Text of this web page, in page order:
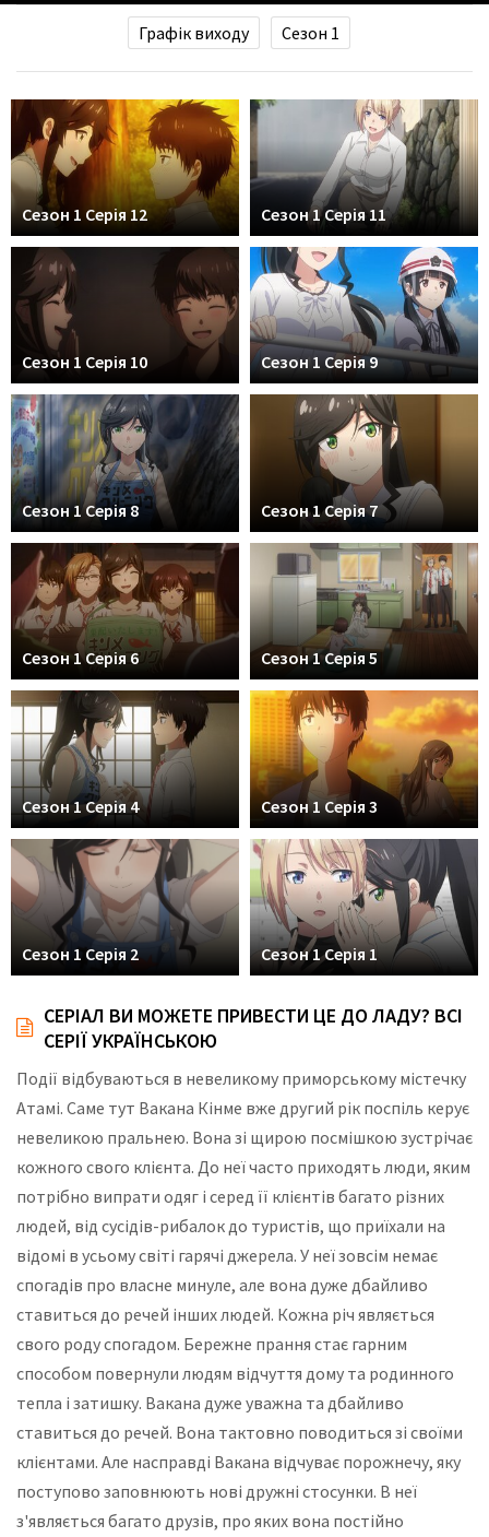
Графік виходу Сезон 1
Сезон 1 Серія 12 Сезон 1 Серія 11
Сезон 1 Серія 10 Сезон 1 Серія 9
Сезон 1 Серія 8 Сезон 1 Серія 7
Сезон 1 Серія 6 Сезон 1 Серія 5
Сезон 1 Серія 4 Сезон 1 Серія 3
Сезон 1 Серія 2 Сезон 1 Серія 1
СЕРІАЛ ВИ МОЖЕТЕ ПРИВЕСТИ ЦЕ ДО ЛАДУ? ВСІ
СЕРІЇ УКРАЇНСЬКОЮ
Події відбуваються в невеликому приморському містечку
Атамі. Саме тут Вакана Кінме вже другий рік поспіль керує
невеликою пральнею. Вона зі щирою посмішкою зустрічає
кожного свого клієнта. До неї часто приходять люди, яким
потрібно випрати одяг і серед її клієнтів багато різних
людей, від сусідів-рибалок до туристів, що приїхали на
відомі в усьому світі гарячі джерела. У неї зовсім немає
спогадів про власне минуле, але вона дуже дбайливо
ставиться до речей інших людей. Кожна річ являється
свого роду спогадом. Бережне прання стає гарним
способом повернули людям відчуття дому та родинного
тепла і затишку. Вакана дуже уважна та дбайливо
ставиться до речей. Вона тактовно поводиться зі своїми
клієнтами. Але насправді Вакана відчуває порожнечу, яку
поступово заповнюють нові дружні стосунки. В неї
з'являється багато друзів, про яких вона постійно